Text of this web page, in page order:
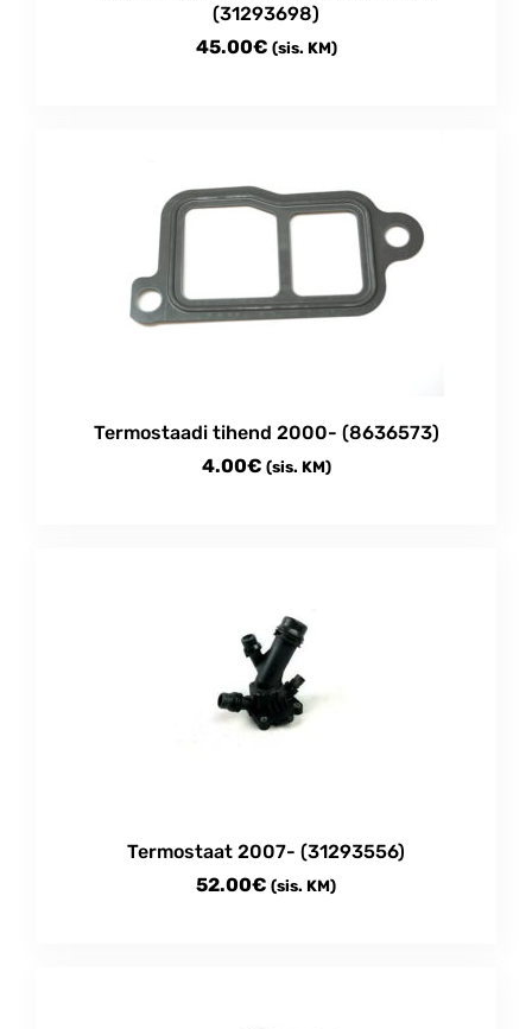
(31293698)
45.00€ (sis. KM)
Termostaadi tihend 2000- (8636573)
4.00€ (sis. KM)
Termostaat 2007- (31293556)
52.00€ (sis. KM)